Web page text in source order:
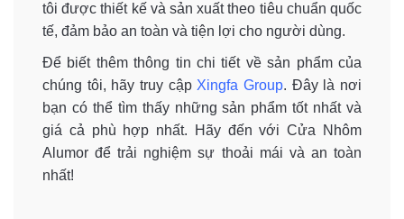
tôi được thiết kế và sản xuất theo tiêu chuẩn quốc
tế, đảm bảo an toàn và tiện lợi cho người dùng.
Để biết thêm thông tin chi tiết về sản phẩm của
chúng tôi, hãy truy cập Xingfa Group. Đây là nơi
bạn có thể tìm thấy những sản phẩm tốt nhất và
giá cả phù hợp nhất. Hãy đến với Cửa Nhôm
Alumor để trải nghiệm sự thoải mái và an toàn
nhất!